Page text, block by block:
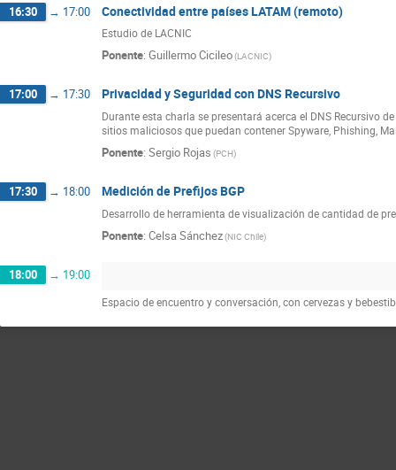
16:30 → 17:00 Conectividad entre países LATAM (remoto)
Estudio de LACNIC
Ponente: Guillermo Cicileo(LACNIC)
17:00 → 17:30 Privacidad y Seguridad con DNS Recursivo
Durante esta charla se presentará acerca el DNS Recursivo
sitios maliciosos que puedan contener Spyware, Phishing,
Ponente: Sergio Rojas (PCH)
17:30 → 18:00 Medición de Prefijos BGP
Desarrollo de herramienta de visualización de cantidad de
Ponente: Celsa Sánchez(NIC Chile)
18:00 → 19:00
Espacio de encuentro y conversación, con cervezas y